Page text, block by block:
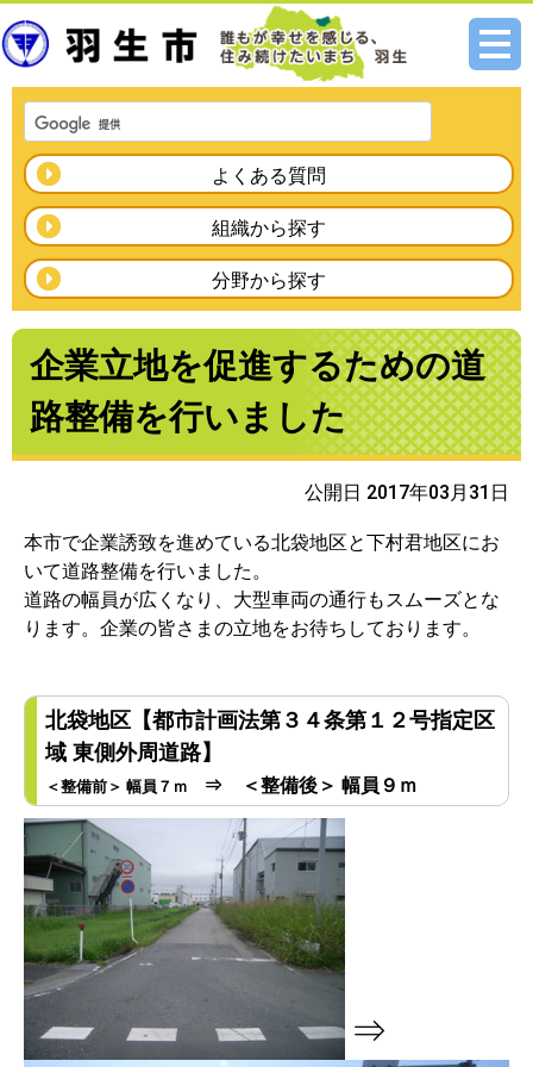
メニ
よくある質問
組織から探す
分野から探す
企業立地を促進するための道
路整備を行いました
公開日 2017年03月31日
本市で企業誘致を進めている北袋地区と下村君地区にお
いて道路整備を行いました。
道路の幅員が広くなり、大型車両の通行もスムーズとな
ります。企業の皆さまの立地をお待ちしております。
北袋地区【都市計画法第３４条第１２号指定区
域 東側外周道路】
＜整備前＞ 幅員７ｍ ⇒ ＜整備後＞ 幅員９ｍ
⇒